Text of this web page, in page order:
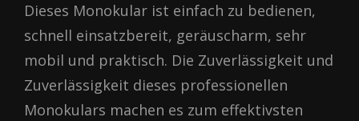
Dieses Monokular ist einfach zu bedienen,
schnell einsatzbereit, geräuscharm, sehr
mobil und praktisch. Die Zuverlässigkeit und
Zuverlässigkeit dieses professionellen
Monokulars machen es zum effektivsten